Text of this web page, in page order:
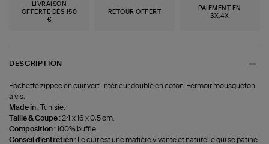
LIVRAISON
OFFERTE DÈS 150
€
RETOUR OFFERT
PAIEMENT EN
3X,4X
DESCRIPTION
Pochette zippée en cuir vert. Intérieur doublé en coton. Fermoir mousqueton
à vis.
Made in :Tunisie.
Taille & Coupe :24 x 16 x 0,5 cm.
Composition :100% buffle.
Conseil d'entretien :
Le cuir est une matière vivante et naturelle qui se patine